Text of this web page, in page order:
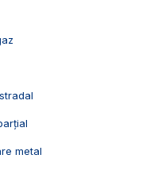
metal